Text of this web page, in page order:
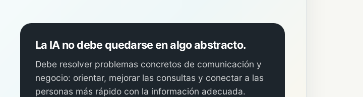
La IA no debe quedarse en algo abstracto.
Debe resolver problemas concretos de comunicación y
negocio: orientar, mejorar las consultas y conectar a las
personas más rápido con la información adecuada.